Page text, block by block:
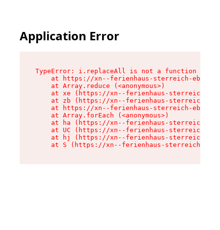
Application Error
TypeError: i.replaceAll is not a function
at https://xn--ferienhaus-sterreich-
    at Array.reduce (<anonymous>)
at xe (https://xn--ferienhaus-sterreich-
at zb (https://xn--ferienhaus-sterreich-
at https://xn--ferienhaus-sterreich-
    at Array.forEach (<anonymous>)
at ha (https://xn--ferienhaus-sterreich-
at UC (https://xn--ferienhaus-sterreich-
at hj (https://xn--ferienhaus-sterreich-
at S (https://xn--ferienhaus-sterreich-